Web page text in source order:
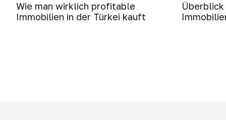
Wie man wirklich profitable
Immobilien in der Türkei kauft